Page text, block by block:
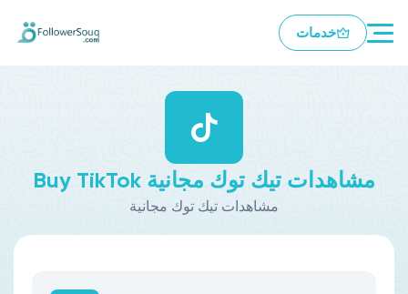
خدمات
Buy TikTok مشاهدات تيك توك مجانية
مشاهدات تيك توك مجانية